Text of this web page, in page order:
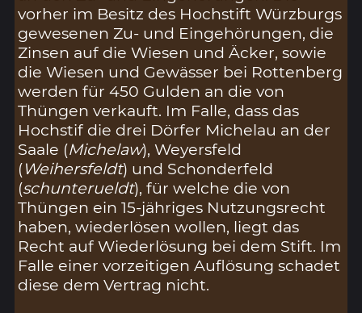
vorher im Besitz des Hochstift Würzburgs
gewesenen Zu- und Eingehörungen, die
Zinsen auf die Wiesen und Äcker, sowie
die Wiesen und Gewässer bei Rottenberg
werden für 450 Gulden an die von
Thüngen verkauft. Im Falle, dass das
Hochstif die drei Dörfer Michelau an der
Saale (Michelaw), Weyersfeld
(Weihersfeldt) und Schonderfeld
(schunterueldt), für welche die von
Thüngen ein 15-jähriges Nutzungsrecht
haben, wiederlösen wollen, liegt das
Recht auf Wiederlösung bei dem Stift. Im
Falle einer vorzeitigen Auflösung schadet
diese dem Vertrag nicht.